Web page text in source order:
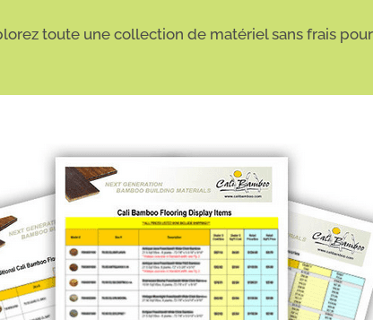
toute une collection de matériel sans frais